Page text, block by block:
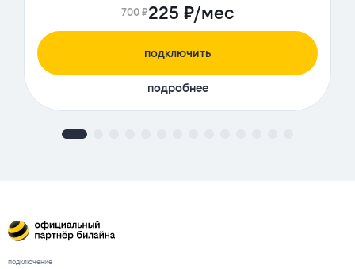
700 ₽225 ₽/мес
подключить
подробнее
подключение